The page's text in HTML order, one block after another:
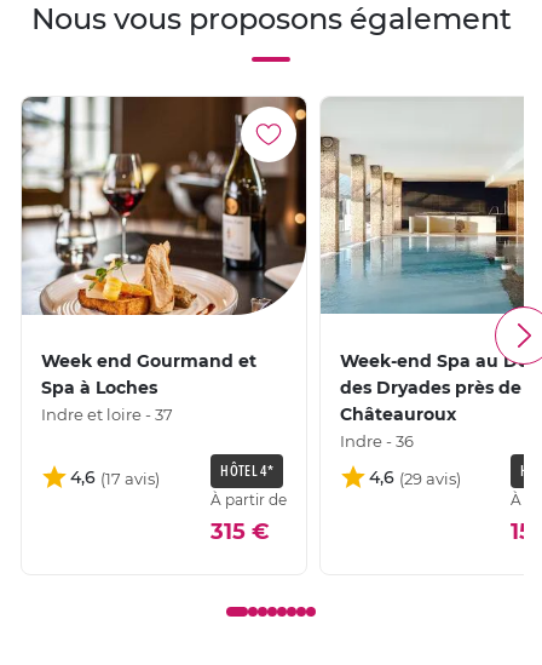
Nous vous proposons également
Week end Gourmand et
Spa à Loches
Indre et loire - 37
4,6 HÔTEL 4*
À partir de
315 €
Week-end Spa au
des Dryades près de
Châteauroux
Indre - 36
4,6
À